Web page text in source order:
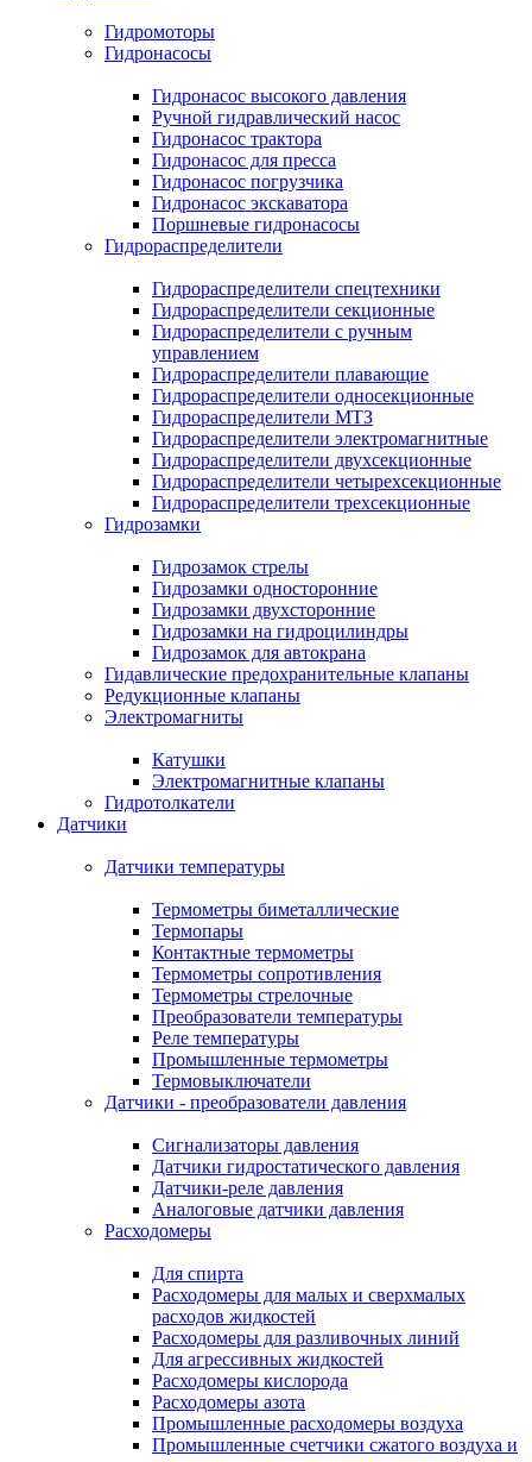
Гидромоторы
Гидронасосы
Гидронасос высокого давления
Ручной гидравлический насос
Гидронасос трактора
Гидронасос для пресса
Гидронасос погрузчика
Гидронасос экскаватора
Поршневые гидронасосы
Гидрораспределители
Гидрораспределители спецтехники
Гидрораспределители секционные
Гидрораспределители с ручным
управлением
Гидрораспределители плавающие
Гидрораспределители односекционные
Гидрораспределители МТЗ
Гидрораспределители электромагнитные
Гидрораспределители двухсекционные
Гидрораспределители четырехсекционные
Гидрораспределители трехсекционные
Гидрозамки
Гидрозамок стрелы
Гидрозамки односторонние
Гидрозамки двухсторонние
Гидрозамки на гидроцилиндры
Гидрозамок для автокрана
Гидавлические предохранительные клапаны
Редукционные клапаны
Электромагниты
Катушки
Электромагнитные клапаны
Гидротолкатели
Датчики
Датчики температуры
Термометры биметаллические
Термопары
Контактные термометры
Термометры сопротивления
Термометры стрелочные
Преобразователи температуры
Реле температуры
Промышленные термометры
Термовыключатели
Датчики - преобразователи давления
Сигнализаторы давления
Датчики гидростатического давления
Датчики-реле давления
Аналоговые датчики давления
Расходомеры
Для спирта
Расходомеры для малых и сверхмалых
расходов жидкостей
Расходомеры для разливочных линий
Для агрессивных жидкостей
Расходомеры кислорода
Расходомеры азота
Промышленные расходомеры воздуха
Промышленные счетчики сжатого воздуха и